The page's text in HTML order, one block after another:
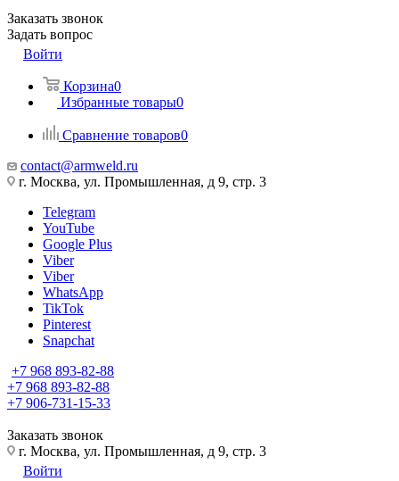
Заказать звонок
Задать вопрос
Войти
Корзина0
Избранные товары0
Сравнение товаров0
contact@armweld.ru
г. Москва, ул. Промышленная, д 9, стр. 3
Telegram
YouTube
Google Plus
Viber
Viber
WhatsApp
TikTok
Pinterest
Snapchat
+7 968 893-82-88
+7 968 893-82-88
+7 906-731-15-33
Заказать звонок
г. Москва, ул. Промышленная, д 9, стр. 3
Войти